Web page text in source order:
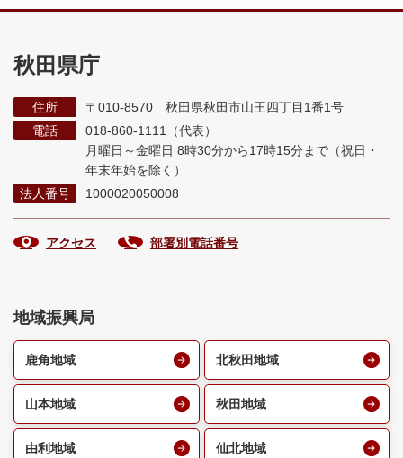
秋田県庁
住所
〒010-8570 秋田県秋田市山王四丁目1番1号
電話
018-860-1111（代表）
月曜日～金曜日 8時30分から17時15分まで （祝日・
年末年始を除く）
法人番号
1000020050008
アクセス 部署別電話番号
地域振興局
鹿角地域 北秋田地域
山本地域 秋田地域
由利地域 仙北地域